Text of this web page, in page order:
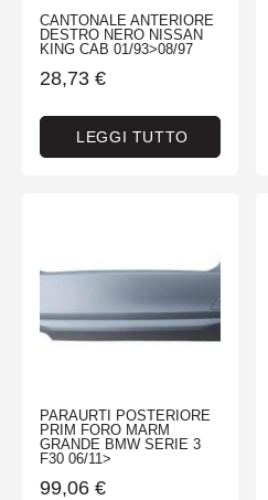
CANTONALE ANTERIORE
DESTRO NERO NISSAN
KING CAB 01/93>08/97
28,73 €
LEGGI TUTTO
PARAURTI POSTERIORE
PRIM FORO MARM
GRANDE BMW SERIE 3
F30 06/11>
99,06 €